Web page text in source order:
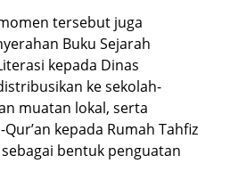
tersebut juga
Buku Sejarah
kepada Dinas
ke sekolah-
muatan lokal, serta
kepada Rumah Tahfiz
bentuk penguatan